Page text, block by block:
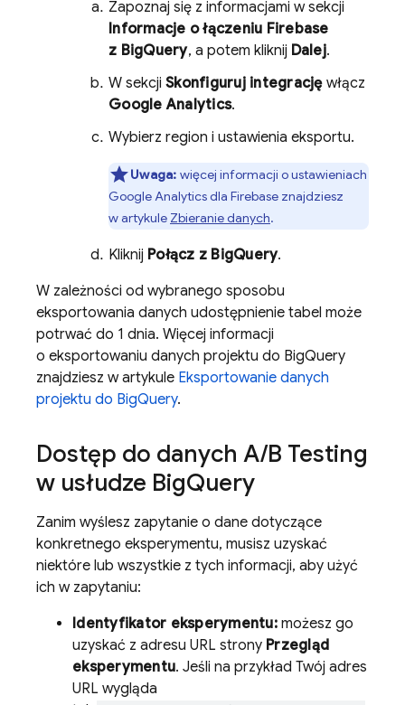
Zapoznaj się z informacjami w sekcji
Informacje o łączeniu Firebase
z BigQuery, a potem kliknij Dalej.
W sekcji Skonfiguruj integracjęwłącz
Google Analytics.
Wybierz region i ustawienia eksportu.
Uwaga: więcej informacji o ustawieniach
Google Analyticsdla Firebase znajdziesz
w artykule Zbieranie danych.
Kliknij Połącz z BigQuery.
W zależności od wybranego sposobu
eksportowania danych udostępnienie tabel może
potrwać do 1 dnia. Więcej informacji
o eksportowaniu danych projektu do BigQuery
znajdziesz w artykule Eksportowanie danych
projektu do BigQuery.
Dostęp do danych A/B Testing
w usłudze BigQuery
Zanim wyślesz zapytanie o dane dotyczące
konkretnego eksperymentu, musisz uzyskać
niektóre lub wszystkie z tych informacji, aby użyć
ich w zapytaniu:
Identyfikator eksperymentu:możesz go
uzyskać z adresu URL strony Przegląd
eksperymentu. Jeśli na przykład Twój adres
URL wygląda